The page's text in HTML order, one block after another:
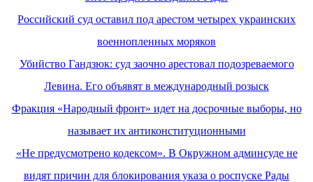
Российский суд оставил под арестом четырех украинских
военнопленных моряков
Убийство Гандзюк: суд заочно арестовал подозреваемого
Левина. Его объявят в международный розыск
Фракция «Народный фронт» идет на досрочные выборы, но
называет их антиконституционными
«Не предусмотрено кодексом». В Окружном админсуде не
видят причин для блокирования указа о роспуске Рады